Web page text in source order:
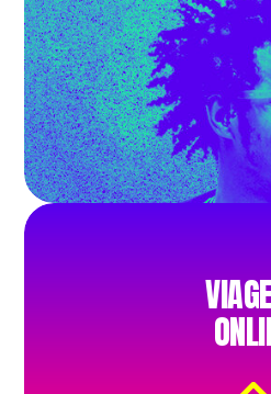
VIAGENS
cliente